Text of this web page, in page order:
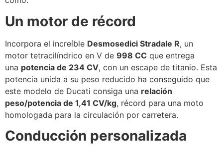
Un motor de récord
Incorpora el increíble Desmosedici Stradale R, un
motor tetracilíndrico en V de 998 CC que entrega
una potencia de 234 CV, con un escape de titanio. Esta
potencia unida a su peso reducido ha conseguido que
este modelo de Ducati consiga una relación
peso/potencia de 1,41 CV/kg, récord para una moto
homologada para la circulación por carretera.
Conducción personalizada